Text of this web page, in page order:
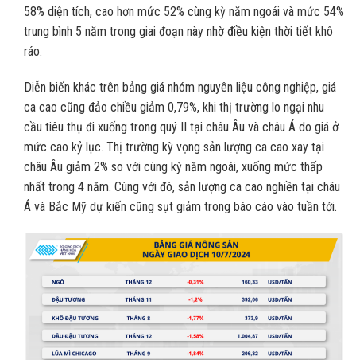
58% diện tích, cao hơn mức 52% cùng kỳ năm ngoái và mức 54%
trung bình 5 năm trong giai đoạn này nhờ điều kiện thời tiết khô
ráo.
Diễn biến khác trên bảng giá nhóm nguyên liệu công nghiệp, giá
ca cao cũng đảo chiều giảm 0,79%, khi thị trường lo ngại nhu
cầu tiêu thụ đi xuống trong quý II tại châu Âu và châu Á do giá ở
mức cao kỷ lục. Thị trường kỳ vọng sản lượng ca cao xay tại
châu Âu giảm 2% so với cùng kỳ năm ngoái, xuống mức thấp
nhất trong 4 năm. Cùng với đó, sản lượng ca cao nghiền tại châu
Á và Bắc Mỹ dự kiến cũng sụt giảm trong báo cáo vào tuần tới.